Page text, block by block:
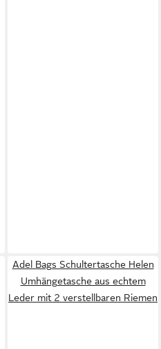
Adel Bags Schultertasche Helen
Umhängetasche aus echtem
Leder mit 2 verstellbaren Riemen